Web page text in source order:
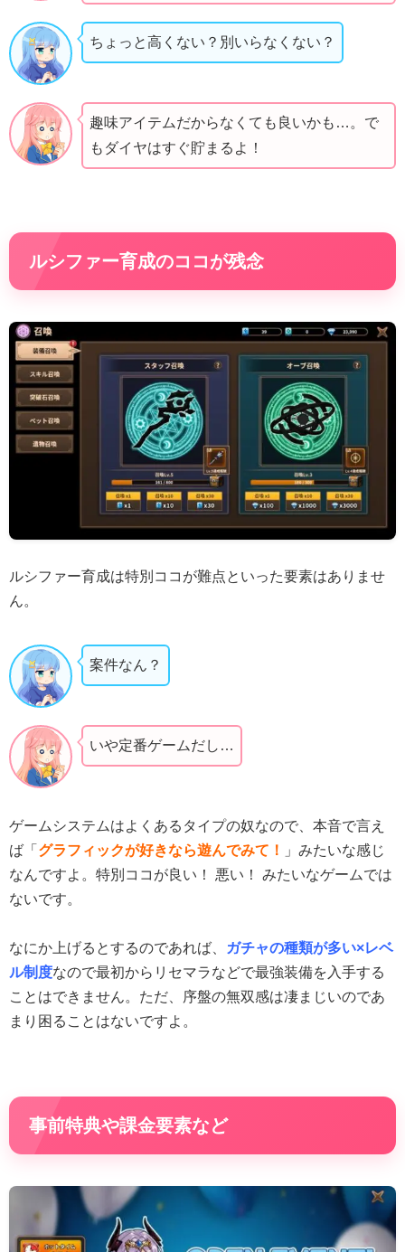
ちょっと高くない？別いらなくない？
趣味アイテムだからなくても良いかも…。で
もダイヤはすぐ貯まるよ！
ルシファー育成のココが残念
ルシファー育成は特別ココが難点といった要素はありませ
ん。
案件なん？
いや定番ゲームだし…
ゲームシステムはよくあるタイプの奴なので、本音で言え
ば「 グラフィックが好きなら遊んでみて！
」みたいな感じ
なんですよ。特別ココが良い！ 悪い！ みたいなゲームでは
ないです。
なにか上げるとするのであれば、
ガチャの種類が多い×レベ
ル制度なので最初からリセマラなどで最強装備を入手する
ことはできません。ただ、序盤の無双感は凄まじいのであ
まり困ることはないですよ。
事前特典や課金要素など